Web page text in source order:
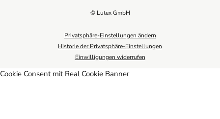
© Lutex GmbH
Privatsphäre-Einstellungen ändern
Historie der Privatsphäre-Einstellungen
Einwilligungen widerrufen
Cookie Consent mit Real Cookie Banner